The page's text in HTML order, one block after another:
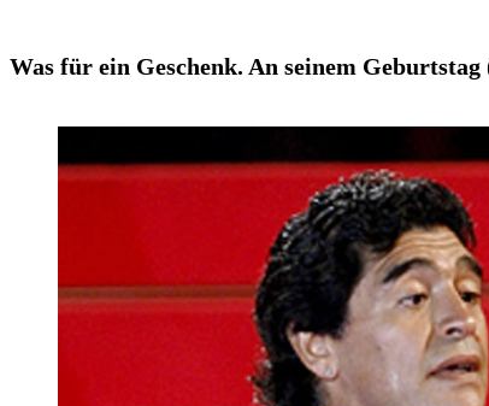
Was für ein Geschenk. An seinem